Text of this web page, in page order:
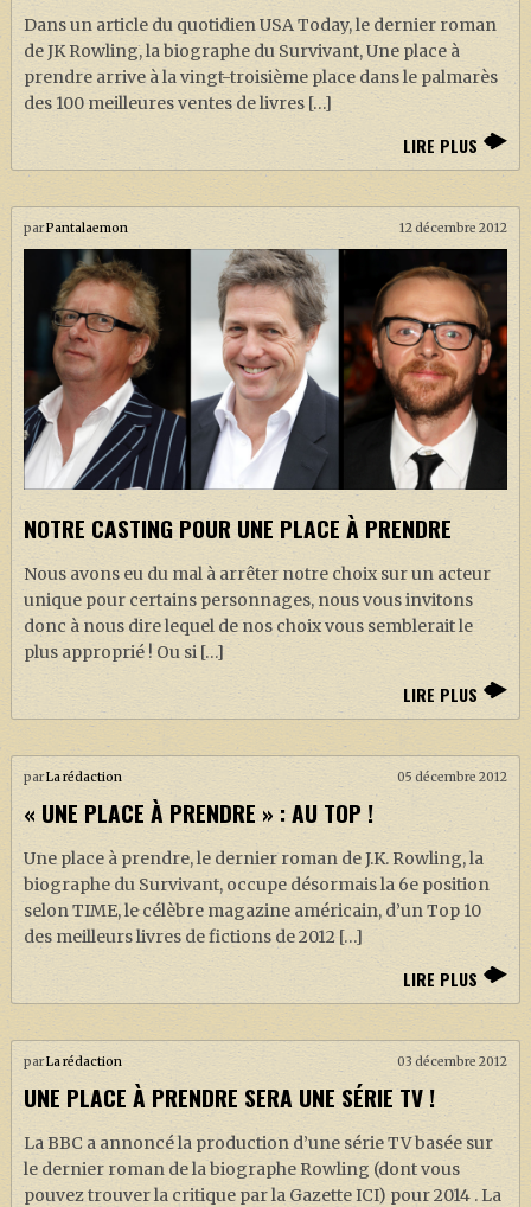
Dans un article du quotidien USA Today, le dernier roman
de JK Rowling, la biographe du Survivant, Une place à
prendre arrive à la vingt-troisième place dans le palmarès
des 100 meilleures ventes de livres […]
LIRE PLUS
parPantalaemon 12 décembre 2012
NOTRE CASTING POUR UNE PLACE À PRENDRE
Nous avons eu du mal à arrêter notre choix sur un acteur
unique pour certains personnages, nous vous invitons
donc à nous dire lequel de nos choix vous semblerait le
plus approprié ! Ou si […]
LIRE PLUS
parLa rédaction 05 décembre 2012
« UNE PLACE À PRENDRE » : AU TOP !
Une place à prendre, le dernier roman de J.K. Rowling, la
biographe du Survivant, occupe désormais la 6e position
selon TIME, le célèbre magazine américain, d’un Top 10
des meilleurs livres de fictions de 2012 […]
LIRE PLUS
parLa rédaction 03 décembre 2012
UNE PLACE À PRENDRE SERA UNE SÉRIE TV !
La BBC a annoncé la production d’une série TV basée sur
le dernier roman de la biographe Rowling (dont vous
pouvez trouver la critique par la Gazette ICI) pour 2014 . La